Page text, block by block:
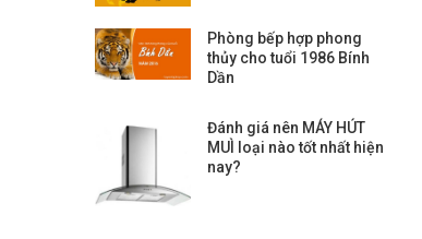
Phòng bếp hợp phong
thủy cho tuổi 1986 Bính
Dần
Đánh giá nên MÁY HÚT
MUÌ loại nào tốt nhất hiện
nay?